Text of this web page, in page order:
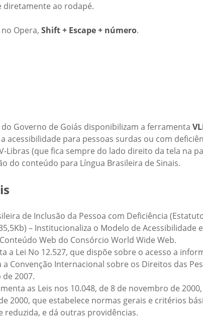
diretamente ao rodapé.
no Opera, Shift + Escape + número.
do Governo de Goiás disponibilizam a ferramenta
acessibilidade para pessoas surdas ou com
Libras (que fica sempre do lado direito da tela na
do conteúdo para Língua Brasileira de Sinais.
de Inclusão da Pessoa com Deficiência
– Institucionaliza o Modelo de Acessibilidade
Web do Consórcio World Wide Web.
a Lei No 12.527, que dispõe sobre o acesso a
a Convenção Internacional sobre os Direitos das
2007.
as Leis nos 10.048, de 8 de novembro de
2000, que estabelece normas gerais e critérios
e dá outras providências.